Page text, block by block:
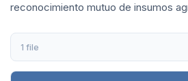
reconocimiento mutuo de insumos
1 file